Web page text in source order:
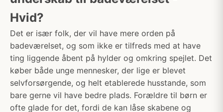
Hvid?
Det er især folk, der vil have mere orden på
badeværelset, og som ikke er tilfreds med at have
ting liggende åbent på hylder og omkring spejlet. Det
køber både unge mennesker, der lige er blevet
selvforsørgende, og helt etablerede husstande, som
bare gerne vil have bedre plads. Forældre til børn er
ofte glade for det, fordi de kan låse skabene og